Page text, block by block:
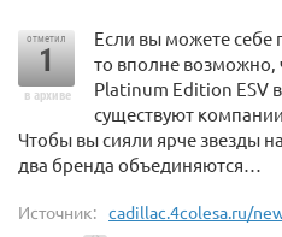
отметил
1
в архиве
Если вы можете себе
то вполне возможно,
Platinum Edition ESV
существуют
Чтобы вы сияли ярче звезды
два бренда объединяются…
Источник: cadillac.4colesa.ru/